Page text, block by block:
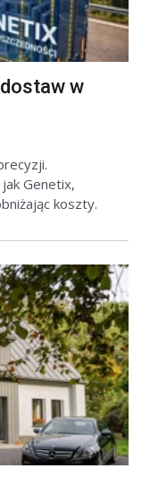
w
Genetix,
koszty.